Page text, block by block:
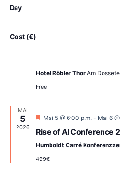
list
events
to
Day
Cost (€)
Hotel Röbler Thor Am
Free
MAI
5
2026
Empfohlen
Mai 5 @ 6:00 p.m. - Mai 6
Rise of AI Conference
Humboldt Carré
499€